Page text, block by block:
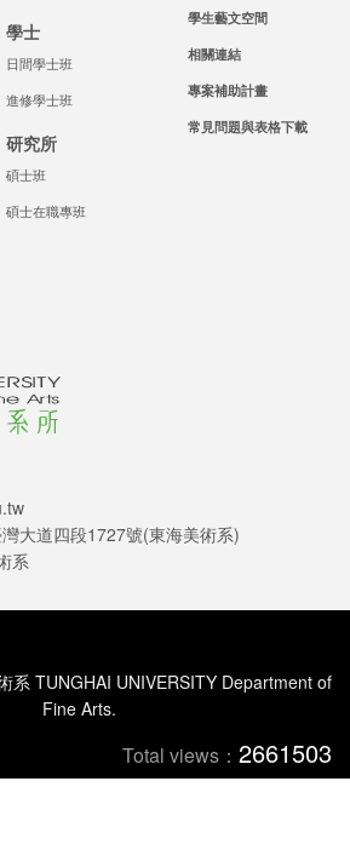
學士
日間學士班
進修學士班
研究所
碩士班
碩士在職專班
學生藝文空間
相關連結
專案補助計畫
常見問題與表格下載
大道四段1727號(東海美術系)
系
系 TUNGHAI UNIVERSITY Department of
Fine Arts.
Total views： 2661503